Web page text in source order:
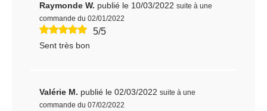
Raymonde W. publié le 10/03/2022 suite à une
commande du 02/01/2022
5/5
Sent très bon
Valérie M. publié le 02/03/2022 suite à une
commande du 07/02/2022